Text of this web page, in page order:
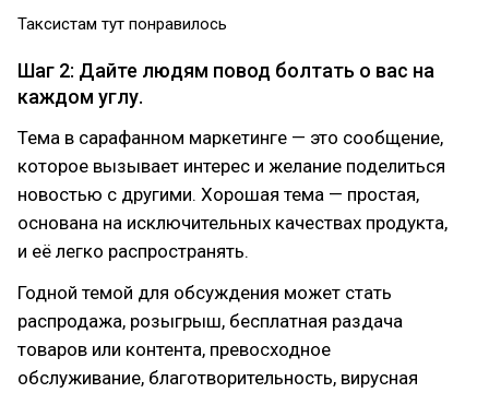
Таксистам тут понравилось
Шаг 2: Дайте людям повод болтать о вас на
каждом углу.
Тема в сарафанном маркетинге — это сообщение,
которое вызывает интерес и желание поделиться
новостью с другими. Хорошая тема — простая,
основана на исключительных качествах продукта,
и её легко распространять.
Годной темой для обсуждения может стать
распродажа, розыгрыш, бесплатная раздача
товаров или контента, превосходное
обслуживание, благотворительность, вирусная